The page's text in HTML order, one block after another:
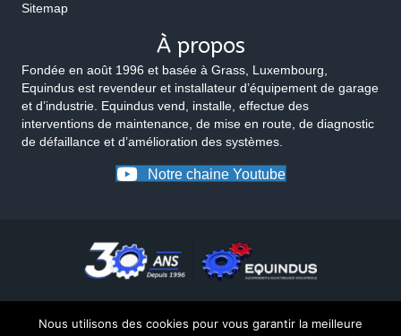
Sitemap
À propos
Fondée en août 1996 et basée à Grass, Luxembourg,
Equindus est revendeur et installateur d’équipement de garage
et d’industrie. Equindus vend, installe, effectue des
interventions de maintenance, de mise en route, de diagnostic
de défaillance et d’amélioration des systèmes.
Notre chaine Youtube
Nous utilisons des cookies pour vous garantir la meilleure